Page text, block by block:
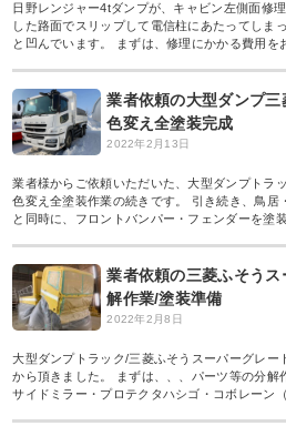
日野レンジャー4tダンプが、キャビン左側面修
した路面でスリップして電信柱にあたってしま
と凹んでいます。 まずは、修理にかかる費用を
業者依頼の大型ダンプ
色変え全塗装完成
2022年2月13日
業者様からご依頼いただいた、大型ダンプトラ
色変え全塗装作業の続きです。 引き続き、鳥居
と同時に、フロントバンパー・フェンダーを塗
業者依頼の三菱ふそう
解作業/塗装準備
2022年2月8日
大型ダンプトラック/三菱ふそうスーパーグレー
から頂きました。 まずは、、、パーツ等の分解
サイドミラー・プロテクタハシゴ・コボレーン